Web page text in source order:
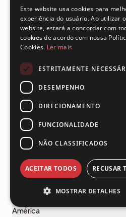
Vídeos
Alternatives
Candidatura de parceiro
Parceiros de tecnologia
Revendedores de valor
4.7(45reviews)
Aggregate rating4.7out of 5
Arushi B.—5/5(Capterra)—
Este website usa cookies para
experiência do usuário. Ao utilizar
website, estará a concordar com
cookies de acordo com nossa
Cookies. Ler mais
ESTRITAMENTE
DESEMPENHO
DIRECIONAMENTO
FUNCIONALIDADE
NÃO CLASSIFICADOS
ACEITAR TODOS RECUSAR
MOSTRAR DETALHES